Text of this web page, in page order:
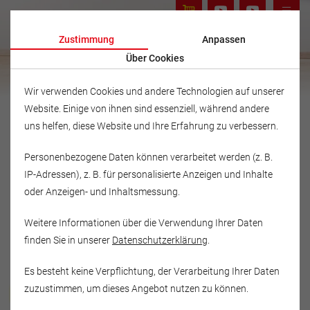
Musikschule Fröhlich
Zustimmung
Anpassen
Über Cookies
Wir verwenden Cookies und andere Technologien auf unserer
Website. Einige von ihnen sind essenziell, während andere
uns helfen, diese Website und Ihre Erfahrung zu verbessern.
Personenbezogene Daten können verarbeitet werden (z. B.
IP-Adressen), z. B. für personalisierte Anzeigen und Inhalte
oder Anzeigen- und Inhaltsmessung.
Weitere Informationen über die Verwendung Ihrer Daten
finden Sie in unserer Datenschutzerklärung
Es besteht keine Verpflichtung, der Verarbeitung Ihrer Daten
zuzustimmen, um dieses Angebot nutzen zu können.